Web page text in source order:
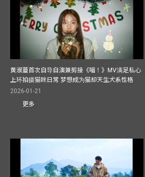
黄淑蔓首次自导自演兼剪接《喵！》MV满足私心
上环拍摄猫咪日常 梦想成为猫却天生犬系性格
2026-01-21
更多